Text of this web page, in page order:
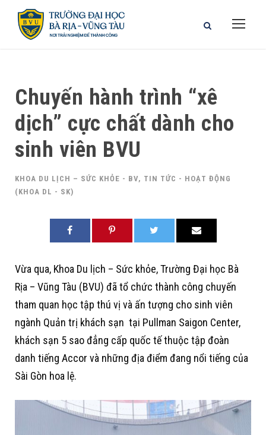
Chuyến hành trình “xê
dịch” cực chất dành cho
sinh viên BVU
KHOA DU LỊCH – SỨC KHỎE - BV, TIN TỨC - HOẠT ĐỘNG
(KHOA DL - SK)
Vừa qua, Khoa Du lịch – Sức khỏe, Trường Đại học Bà
Rịa – Vũng Tàu (BVU) đã tổ chức thành công chuyến
tham quan học tập thú vị và ấn tượng cho sinh viên
ngành Quản trị khách sạn tại Pullman Saigon Center,
khách sạn 5 sao đẳng cấp quốc tế thuộc tập đoàn
danh tiếng Accor và những địa điểm đang nổi tiếng của
Sài Gòn hoa lệ.